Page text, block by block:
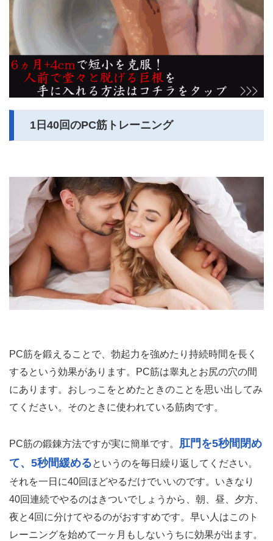
1日40回のPC筋トレーニング
PC筋を鍛えることで、勃起力を強めたり持続時間を長く
するという効果があります。PC筋は睾丸とお尻の穴の間
にあります。おしっこをとめたときのことを思い出してみ
てください。そのときに使われている筋肉です。
PC筋の鍛錬方法ですが実に簡単です。 肛門を5秒間閉め
て、5秒間緩めるというのを毎日繰り返してください。
それを一日に40回ほどやるだけでいいのです。いきなり
40回連続でやるのはきついでしょうから、朝、昼、夕方、
夜と4回に分けてやるのがおすすめです。早い人はこのト
レーニングを始めて一ヶ月もしないうちに効果が出ます。